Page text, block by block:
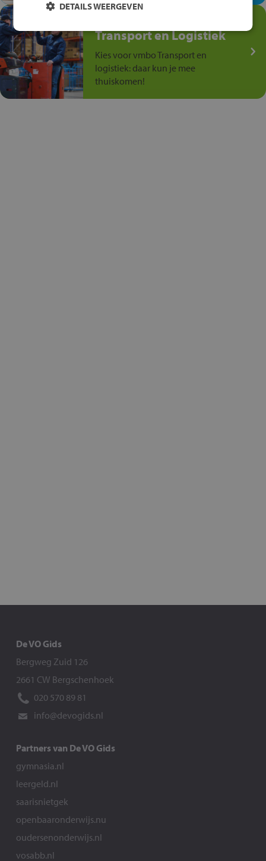
Transport en Logistiek
Kies voor vmbo Transport en
logistiek: daar kun je mee
thuiskomen!
De VO Gids
Bergweg Zuid 126
2661 CW Bergschenhoek
020 570 89 81
info@devogids.nl
Partners van De VO Gids
gymnasia.nl
leergeld.nl
saarisnietgek
openbaaronderwijs.nu
oudersenonderwijs.nl
vosabb.nl
DETAILS WEERGEVEN